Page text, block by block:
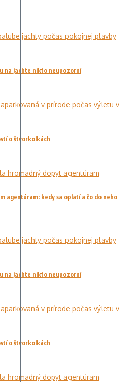
na jachte nikto neupozorní
o štvorkolkách
agentúram: kedy sa oplatí a čo do neho
na jachte nikto neupozorní
o štvorkolkách